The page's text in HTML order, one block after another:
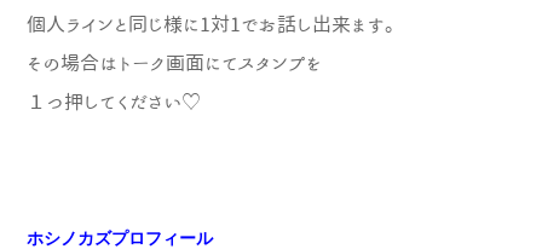
個人ラインと同じ様に1対1でお話し出来ま す。
その場合はトーク画面にてスタンプを
１つ押してください♡
ホシノカズプロフィール